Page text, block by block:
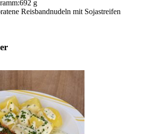
692 g
Reisbandnudeln mit Sojastreifen